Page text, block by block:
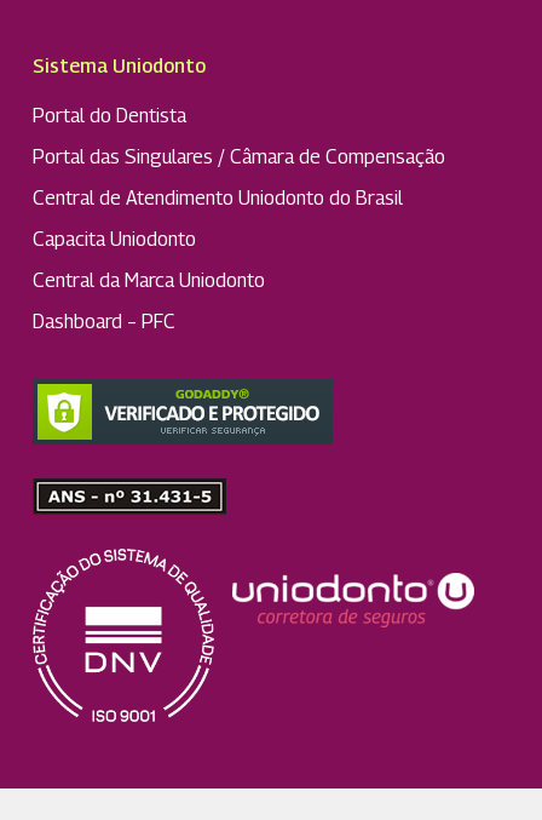
Sistema Uniodonto
Portal do Dentista
Portal das Singulares / Câmara de Compensação
Central de Atendimento Uniodonto do Brasil
Capacita Uniodonto
Central da Marca Uniodonto
Dashboard – PFC